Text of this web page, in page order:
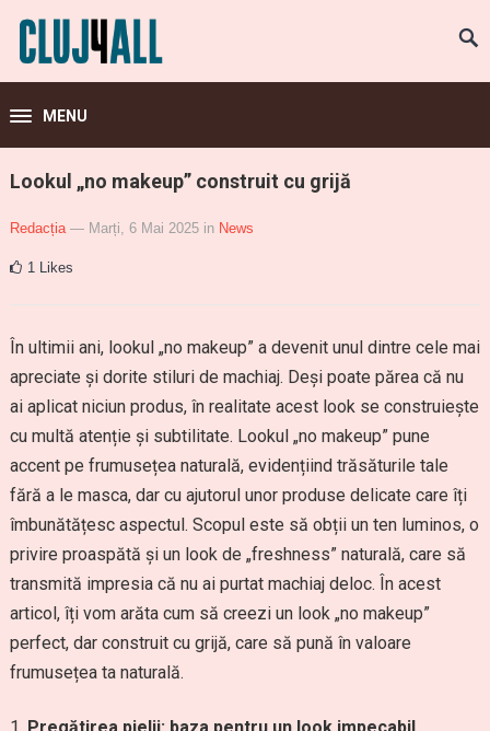
MENU
Lookul „no makeup” construit cu grijă
Redacția — Marți, 6 Mai 2025 in News
1 Likes
În ultimii ani, lookul „no makeup” a devenit unul dintre cele mai
apreciate și dorite stiluri de machiaj. Deși poate părea că nu
ai aplicat niciun produs, în realitate acest look se construiește
cu multă atenție și subtilitate. Lookul „no makeup” pune
accent pe frumusețea naturală, evidențiind trăsăturile tale
fără a le masca, dar cu ajutorul unor produse delicate care îți
îmbunătățesc aspectul. Scopul este să obții un ten luminos, o
privire proaspătă și un look de „freshness” naturală, care să
transmită impresia că nu ai purtat machiaj deloc. În acest
articol, îți vom arăta cum să creezi un look „no makeup”
perfect, dar construit cu grijă, care să pună în valoare
frumusețea ta naturală.